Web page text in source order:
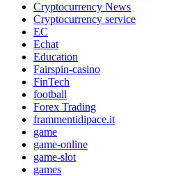
Cryptocurrency News
Cryptocurrency service
EC
Echat
Education
Fairspin-casino
FinTech
football
Forex Trading
frammentidipace.it
game
game-online
game-slot
games